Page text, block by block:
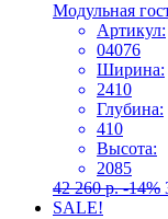
Модульная
Артикул:
04076
Ширина:
2410
Глубина:
410
Высота:
2085
42 260р. -14%
SALE!